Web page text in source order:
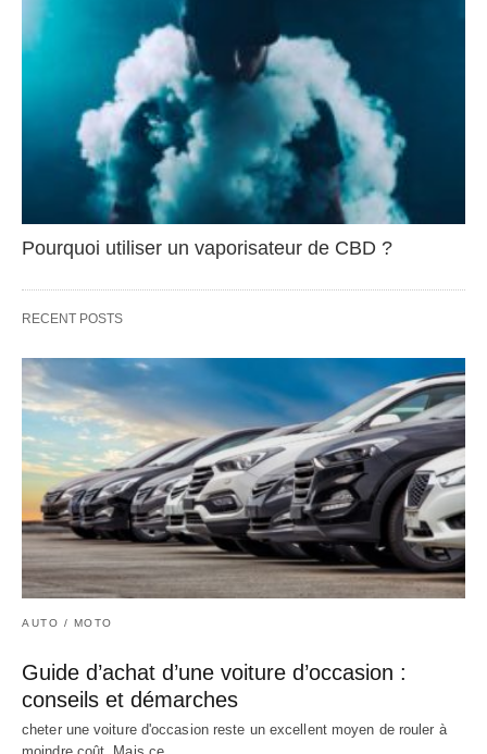
Pourquoi utiliser un vaporisateur de CBD ?
RECENT POSTS
AUTO / MOTO
Guide d’achat d’une voiture d’occasion :
conseils et démarches
cheter une voiture d'occasion reste un excellent moyen de rouler à